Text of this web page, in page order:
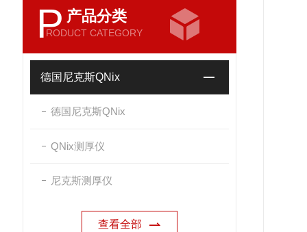
P 产品分类
RODUCT CATEGORY
德国尼克斯QNix
德国尼克斯QNix
QNix测厚仪
尼克斯测厚仪
查看全部